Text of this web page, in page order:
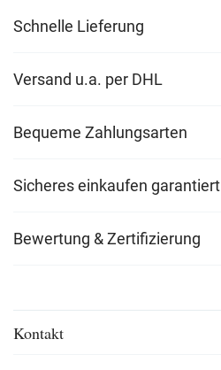
Schnelle Lieferung
Versand u.a. per DHL
Bequeme Zahlungsarten
Sicheres einkaufen garantiert
Bewertung & Zertifizierung
Kontakt